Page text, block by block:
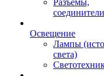
Разъемы,
соединители
Освещение
Лампы
света)